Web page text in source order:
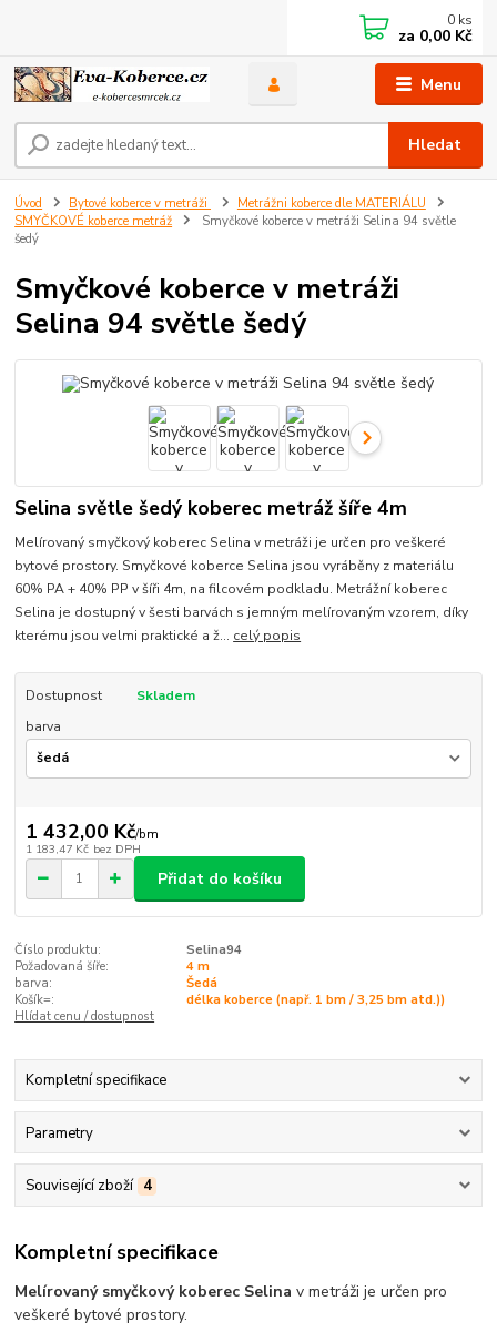
Menu
Hledat
0 ks
za 0,00 Kč
Úvod Bytové koberce v metráži
Metrážni koberce dle MATERIÁLU
SMYČKOVÉ koberce metráž
Smyčkové koberce v metráži Selina 94 světle
šedý
Smyčkové koberce v metráži
Selina 94 světle šedý
Selina světle šedý koberec metráž šíře 4m
Melírovaný smyčkový koberec Selina v metráži je určen pro veškeré
bytové prostory. Smyčkové koberce Selina jsou vyráběny z materiálu
60% PA + 40% PP v šíři 4m, na filcovém podkladu. Metrážní koberec
Selina je dostupný v šesti barvách s jemným melírovaným vzorem, díky
kterému jsou velmi praktické a ž... celý popis
Dostupnost
Skladem
barva
1 432,00 Kč/bm
1 183,47 Kč bez DPH
Přidat do košíku
Číslo produktu:
Selina94
Požadovaná šíře:
4 m
barva:
Šedá
Košík=:
délka koberce (např. 1 bm / 3,25 bm atd.))
Hlídat cenu / dostupnost
Kompletní specifikace
Parametry
Související zboží 4
Kompletní specifikace
Melírovaný smyčkový koberec Selina v metráži je určen pro
veškeré bytové prostory.